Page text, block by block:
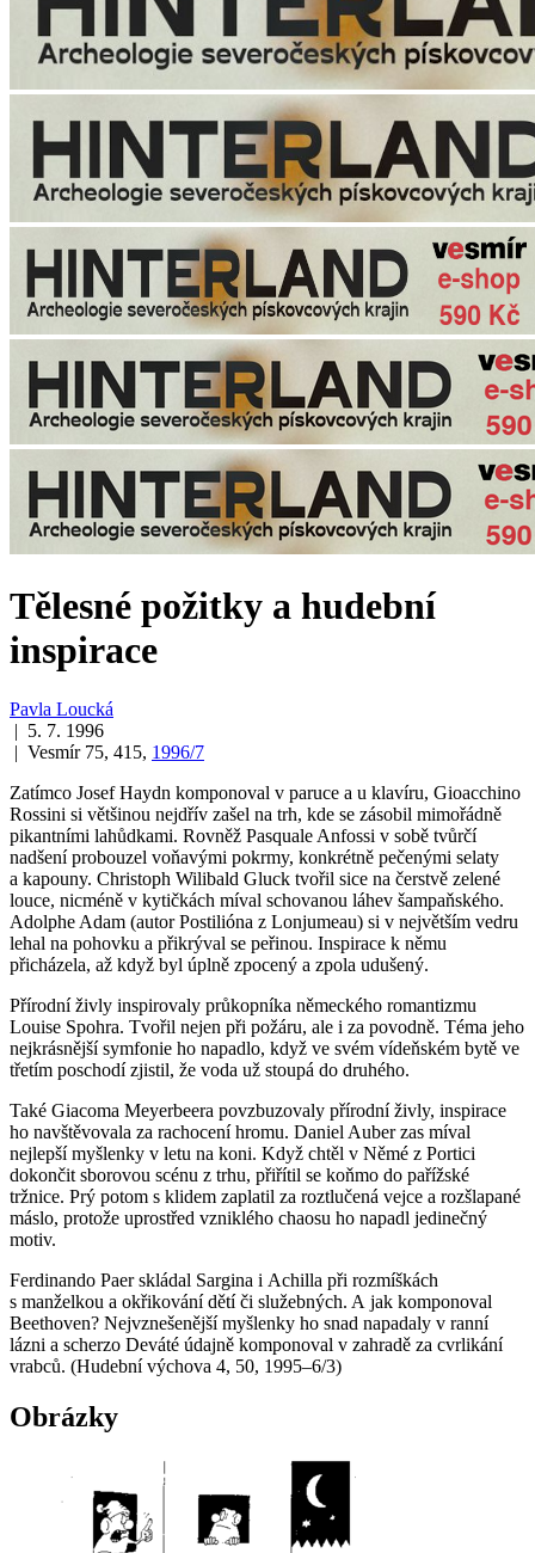
Tělesné požitky a hudební
inspirace
Pavla Loucká
| 5. 7. 1996
| Vesmír 75, 415, 1996/7
Zatímco Josef Haydn komponoval v paruce a u klavíru, Gioacchino
Rossini si většinou nejdřív zašel na trh, kde se zásobil mimořádně
pikantními lahůdkami. Rovněž Pasquale Anfossi v sobě tvůrčí
nadšení probouzel voňavými pokrmy, konkrétně pečenými selaty
a kapouny. Christoph Wilibald Gluck tvořil sice na čerstvě zelené
louce, nicméně v kytičkách míval schovanou láhev šampaňského.
Adolphe Adam (autorPostilióna z Lonjumeau) si v největším vedru
lehal na pohovku a přikrýval se peřinou. Inspirace k němu
přicházela, až když byl úplně zpocený a zpola udušený.
Přírodní živly inspirovaly průkopníka německého romantizmu
Louise Spohra. Tvořil nejen při požáru, ale i za povodně. Téma jeho
nejkrásnější symfonie ho napadlo, když ve svém vídeňském bytě ve
třetím poschodí zjistil, že voda už stoupá do druhého.
Také Giacoma Meyerbeera povzbuzovaly přírodní živly, inspirace
ho navštěvovala za rachocení hromu. Daniel Auber zas míval
nejlepší myšlenky v letu na koni. Když chtěl v Němé z Portici
dokončit sborovou scénu z trhu, přiřítil se koňmo do pařížské
tržnice. Prý potom s klidem zaplatil za roztlučená vejce a rozšlapané
máslo, protože uprostřed vzniklého chaosu ho napadl jedinečný
motiv.
Ferdinando Paer skládal Sargina i Achilla při rozmíškách
s manželkou a okřikování dětí či služebných. A jak komponoval
Beethoven? Nejvznešenější myšlenky ho snad napadaly v ranní
lázni a scherzo Deváté údajně komponoval v zahradě za cvrlikání
vrabců. (Hudební výchova 4, 50, 1995–6/3)
Obrázky